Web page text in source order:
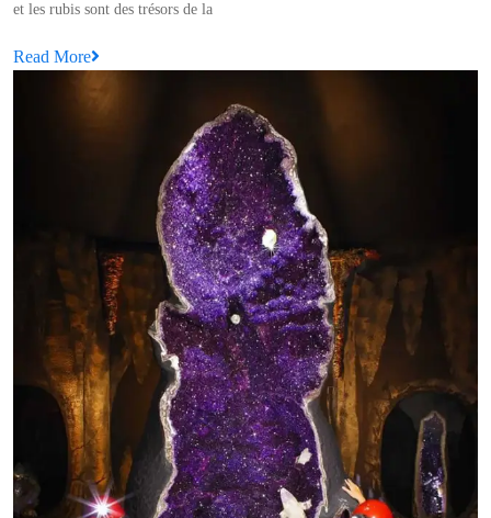
:
et les rubis sont des trésors de la
Read More